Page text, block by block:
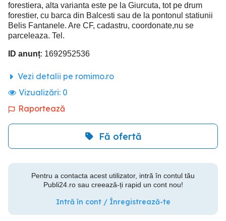
forestiera, alta varianta este pe la Giurcuta, tot pe drum
forestier, cu barca din Balcesti sau de la pontonul statiunii
Belis Fantanele. Are CF, cadastru, coordonate,nu se
parceleaza. Tel.
ID anunț: 1692952536
Vezi detalii pe romimo.ro
Vizualizări: 0
Raportează
Fă ofertă
Pentru a contacta acest utilizator, intră în contul tău
Publi24.ro sau creează-ți rapid un cont nou!
Intră în cont / Înregistrează-te